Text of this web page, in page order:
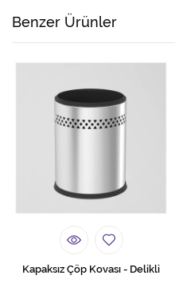
Benzer Ürünler
Kapaksız Çöp Kovası - Delikli